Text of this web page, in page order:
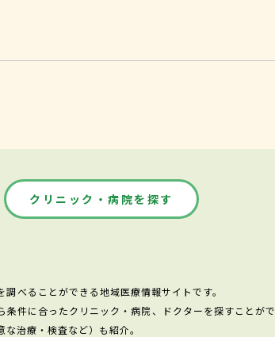
クリニック・病院を探す
べることができる地域医療情報サイトです。
件に合ったクリニック・病院、ドクターを探すことがで
治療・検査など）も紹介。